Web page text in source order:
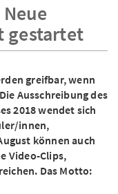
gestartet
greifbar, wenn
Ausschreibung des
2018 wendet sich
innen,
können auch
Video-Clips,
Das Motto: